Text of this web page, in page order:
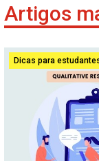
Artigos
Dicas para